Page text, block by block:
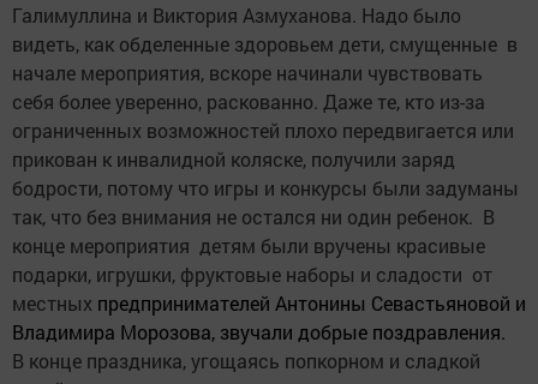
Галимуллина и Виктория Азмуханова. Надо было
видеть, как обделенные здоровьем дети, смущенные в
начале мероприятия, вскоре начинали чувствовать
себя более уверенно, раскованно. Даже те, кто из-за
ограниченных возможностей плохо передвигается или
прикован к инвалидной коляске, получили заряд
бодрости, потому что игры и конкурсы были задуманы
так, что без внимания не остался ни один ребенок. В
конце мероприятия детям были вручены красивые
подарки, игрушки, фруктовые наборы и сладости от
местных предпринимателей Антонины Севастьяновой и
Владимира Морозова, звучали добрые поздравления.
В конце праздника, угощаясь попкорном и сладкой